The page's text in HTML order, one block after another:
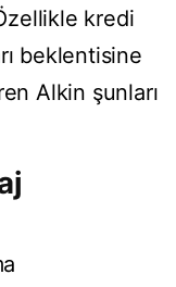
kredi
beklentisine
Alkin şunları